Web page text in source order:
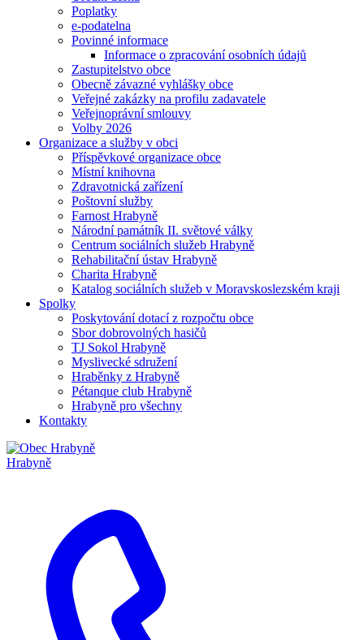
Poplatky
e-podatelna
Povinné informace
Informace o zpracování osobních údajů
Zastupitelstvo obce
Obecně závazné vyhlášky obce
Veřejné zakázky na profilu zadavatele
Veřejnoprávní smlouvy
Volby 2026
Organizace a služby v obci
Příspěvkové organizace obce
Místní knihovna
Zdravotnická zařízení
Poštovní služby
Farnost Hrabyně
Národní památník II. světové války
Centrum sociálních služeb Hrabyně
Rehabilitační ústav Hrabyně
Charita Hrabyně
Katalog sociálních služeb v Moravskoslezském kraji
Spolky
Poskytování dotací z rozpočtu obce
Sbor dobrovolných hasičů
TJ Sokol Hrabyně
Myslivecké sdružení
Hraběnky z Hrabyně
Pétanque club Hrabyně
Hrabyně pro všechny
Kontakty
Hrabyně